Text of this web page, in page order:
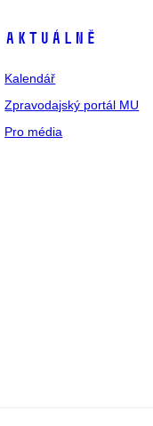
Aktuálně
Kalendář
Zpravodajský portál MU
Pro média